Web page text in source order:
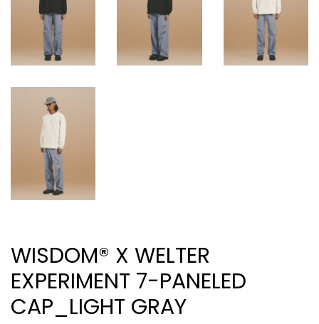
WISDOM® X WELTER
EXPERIMENT 7-PANELED
CAP_LIGHT GRAY